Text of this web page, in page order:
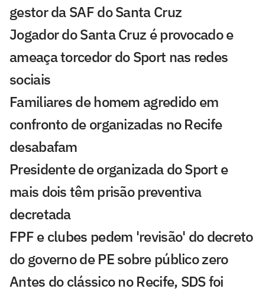
gestor da SAF do Santa Cruz
Jogador do Santa Cruz é provocado e
ameaça torcedor do Sport nas redes
sociais
Familiares de homem agredido em
confronto de organizadas no Recife
desabafam
Presidente de organizada do Sport e
mais dois têm prisão preventiva
decretada
FPF e clubes pedem 'revisão' do decreto
do governo de PE sobre público zero
Antes do clássico no Recife, SDS foi